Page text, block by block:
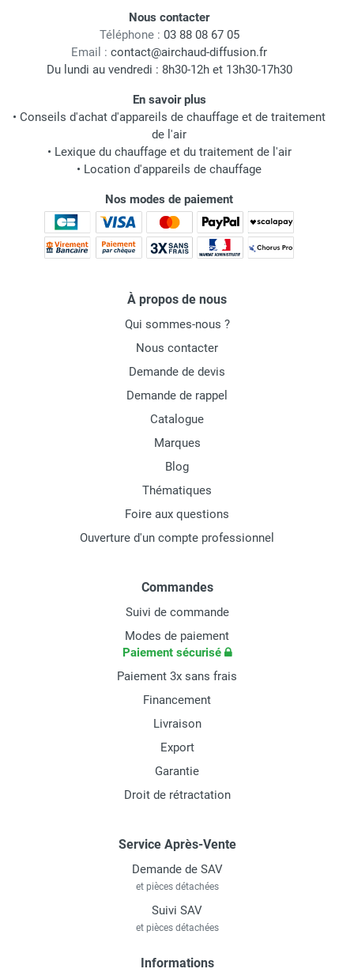
Nous contacter
Téléphone : 03 88 08 67 05
Email : contact@airchaud-diffusion.fr
Du lundi au vendredi : 8h30-12h et 13h30-17h30
En savoir plus
• Conseils d'achat d'appareils de chauffage et de traitement
de l'air
• Lexique du chauffage et du traitement de l'air
• Location d'appareils de chauffage
Nos modes de paiement
À propos de nous
Qui sommes-nous ?
Nous contacter
Demande de devis
Demande de rappel
Catalogue
Marques
Blog
Thématiques
Foire aux questions
Ouverture d'un compte professionnel
Commandes
Suivi de commande
Modes de paiement
Paiement sécurisé
Paiement 3x sans frais
Financement
Livraison
Export
Garantie
Droit de rétractation
Service Après-Vente
Demande de SAV
et pièces détachées
Suivi SAV
et pièces détachées
Informations